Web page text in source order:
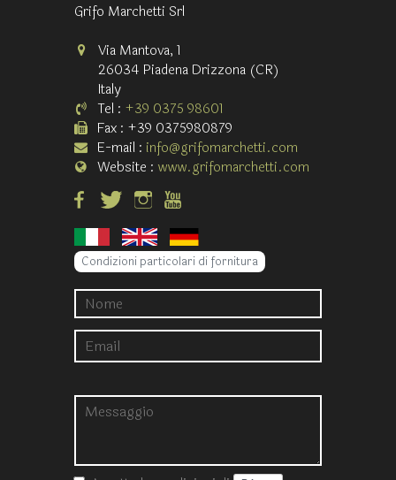
Grifo Marchetti Srl
Via Mantova, 1
26034 Piadena Drizzona (CR)
Italy
Tel : +39 0375 98601
Fax : +39 0375980879
E-mail : info@grifomarchetti.com
Website : www.grifomarchetti.com
Condizioni particolari di fornitura